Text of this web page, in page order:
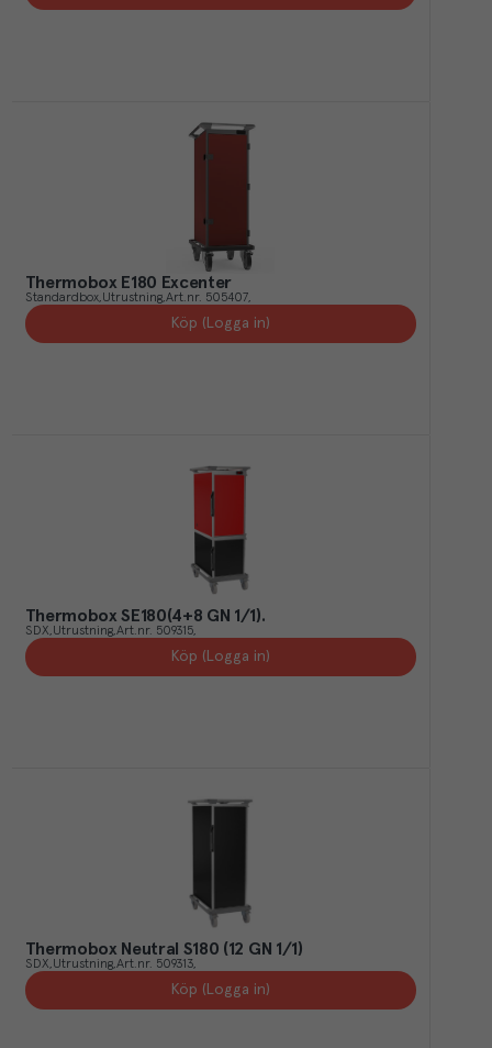
Thermobox E180 Excenter
Standardbox Utrustning Art.nr. 505407
Köp (Logga in)
Thermobox SE180(4+8 GN 1/1).
SDX Utrustning Art.nr. 509315
Köp (Logga in)
Thermobox Neutral S180 (12 GN 1/1)
SDX Utrustning Art.nr. 509313
Köp (Logga in)